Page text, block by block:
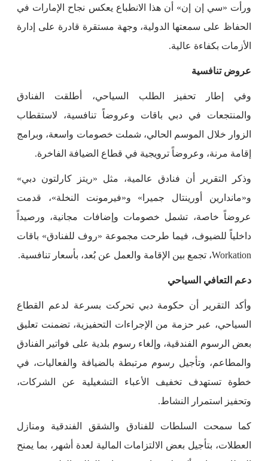
ورأت «سي إن إن» أن هذا الانطباع يعكس نجاح الإمارات في
الحفاظ على سمعتها الدولية، وجهة مستقرة قادرة على إدارة
الأزمات بكفاءة عالية.
عروض تنافسية
وفي إطار تحفيز الطلب السياحي، أطلقت الفنادق
والمنتجعات في دبي باقات وعروضاً تنافسية، لاستقطاب
الزوار خلال الموسم الحالي، شملت خصومات واسعة، وبرامج
إقامة مرنة، وعروضاً ترويجية في قطاع الضيافة الفاخرة.
وذكر التقرير أن فنادق عالمية، مثل «ريتز كارلتون دبي»
و«ماندارين أورينتال جميرا» و«فيرمونت النخلة»، قدمت
عروضاً خاصة، تشمل خصومات وإضافات مجانية، ورصيداً
داخلياً للضيوف، فيما طرحت مجموعة «روف للفنادق» باقات
Workation، تجمع بين الإقامة والعمل عن بُعد، بأسعار تنافسية.
دعم التعافي السياحي
وأكد التقرير أن حكومة دبي تحركت بسرعة لدعم القطاع
السياحي، عبر حزمة من الإجراءات التحفيزية، تضمنت تعليق
بعض الرسوم الفندقية، وإلغاء رسوم بلدية على فواتير الفنادق
والمطاعم، وتأجيل رسوم مرتبطة بالضيافة والفعاليات، في
خطوة تستهدف تخفيف الأعباء التشغيلية عن الشركات،
وتحفيز استمرار النشاط.
كما سمحت السلطات للفنادق والشقق الفندقية ومنازل
العطلات، بتأجيل بعض الالتزامات المالية لعدة أشهر، بما يمنح